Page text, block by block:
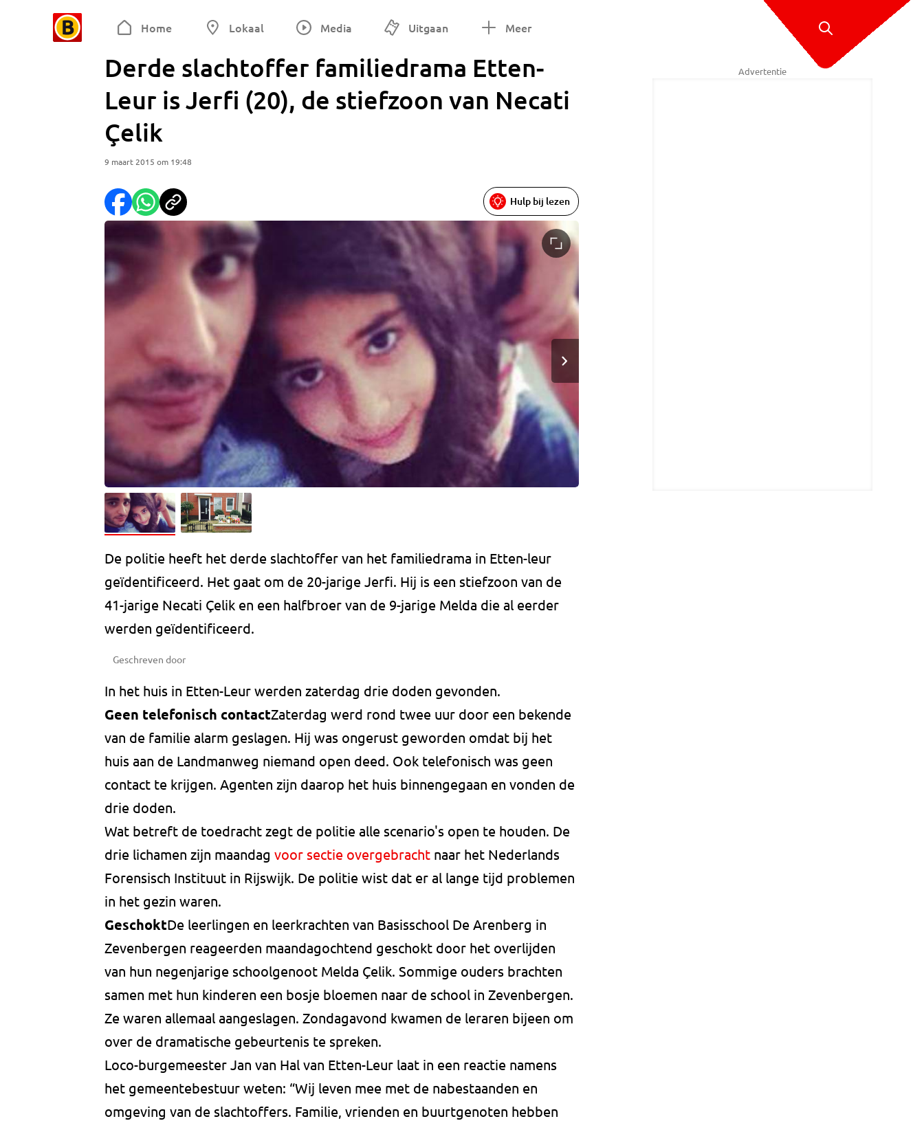
Home Lokaal Media Uitgaan Meer
Derde slachtoffer familiedrama Etten-
Leur is Jerfi (20), de stiefzoon van Necati
Çelik
9 maart 2015 om 19:48
Hulp bij lezen
De politie heeft het derde slachtoffer van het familiedrama in Etten-leur
geïdentificeerd. Het gaat om de 20-jarige Jerfi. Hij is een stiefzoon van de
41-jarige Necati Çelik en een halfbroer van de 9-jarige Melda die al eerder
werden geïdentificeerd.
Geschreven door
In het huis in Etten-Leur werden zaterdag drie doden gevonden.
Geen telefonisch contactZaterdag werd rond twee uur door een bekende
van de familie alarm geslagen. Hij was ongerust geworden omdat bij het
huis aan de Landmanweg niemand open deed. Ook telefonisch was geen
contact te krijgen. Agenten zijn daarop het huis binnengegaan en vonden de
drie doden.
Wat betreft de toedracht zegt de politie alle scenario's open te houden. De
drie lichamen zijn maandag voor sectie overgebracht naar het Nederlands
Forensisch Instituut in Rijswijk. De politie wist dat er al lange tijd problemen
in het gezin waren.
GeschoktDe leerlingen en leerkrachten van Basisschool De Arenberg in
Zevenbergen reageerden maandagochtend geschokt door het overlijden
van hun negenjarige schoolgenoot Melda Çelik. Sommige ouders brachten
samen met hun kinderen een bosje bloemen naar de school in Zevenbergen.
Ze waren allemaal aangeslagen. Zondagavond kwamen de leraren bijeen om
over de dramatische gebeurtenis te spreken.
Loco-burgemeester Jan van Hal van Etten-Leur laat in een reactie namens
het gemeentebestuur weten: “Wij leven mee met de nabestaanden en
omgeving van de slachtoffers. Familie, vrienden en buurtgenoten hebben
Advertentie